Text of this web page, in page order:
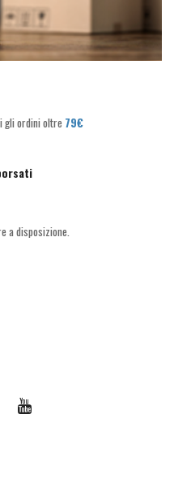
gli ordini oltre 79€
a disposizione.
Youtube